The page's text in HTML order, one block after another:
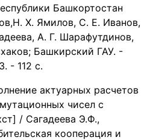
Башкортостан
Х. Ямилов, С. Е. Иванов,
А. Г. Шарафутдинов,
Башкирский ГАУ. -
- 112 с.
актуарных расчетов
чисел с
/ Сагадеева Э.Ф.,
кооперация и